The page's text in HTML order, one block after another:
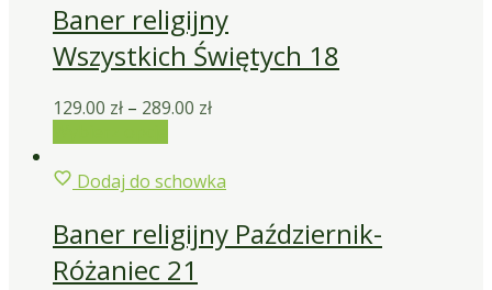
Baner religijny
Wszystkich Świętych 18
129.00 zł – 289.00 zł
Dodaj do schowka
Baner religijny Październik-
Różaniec 21